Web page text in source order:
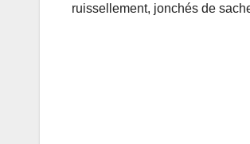
ruissellement, jonchés de